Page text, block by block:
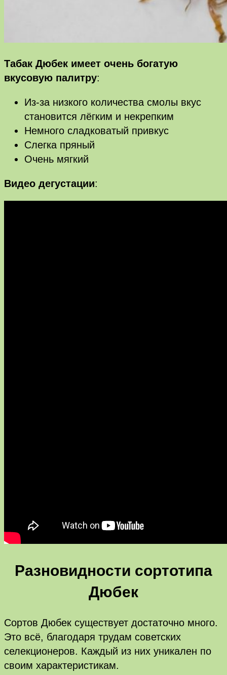
Табак Дюбек имеет очень богатую
вкусовую палитру:
Из-за низкого количества смолы вкус
становится лёгким и некрепким
Немного сладковатый привкус
Слегка пряный
Очень мягкий
Видео дегустации:
Разновидности сортотипа
Дюбек
Сортов Дюбек существует достаточно много.
Это всё, благодаря трудам советских
селекционеров. Каждый из них уникален по
своим характеристикам.